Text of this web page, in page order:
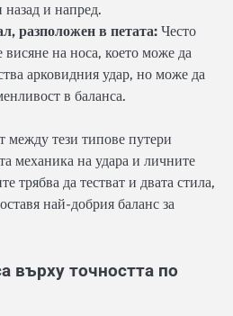
назад и напред.
разположен в петата: Често
висяне на носа, което може да
арковидния удар, но може да
в баланса.
между тези типове путери
механика на удара и личните
трябва да тестват и двата стила,
най-добрия баланс за
върху точността по